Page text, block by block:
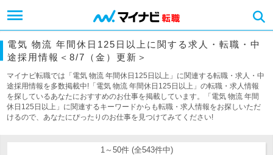
電気 物流 年間休日125日以上に関する求人・転職・中
途採用情報＜8/7（金）更新＞
マイナビ転職では「電気 物流 年間休日125日以上」に関連する転職・求人・中
途採用情報を多数掲載中!「電気 物流 年間休日125日以上」の転職・求人情報
を探しているあなたにおすすめのお仕事を掲載しています。「電気 物流 年間
休日125日以上」に関連するキーワードからも転職・求人情報をお探しいただ
けるので、あなたにぴったりのお仕事を見つけてみてください!
1～50件 (全543件中)